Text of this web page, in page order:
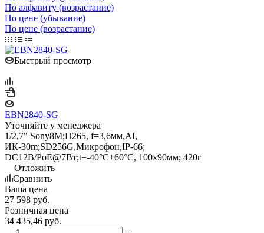
По алфавиту (возрастание)
По цене (убывание)
По цене (возрастание)
Быстрый просмотр
EBN2840-SG
Уточняйте у менеджера
1/2,7" Sony8M;H265, f=3,6мм,AI,
ИК-30m;SD256G,Микрофон,IP-66;
DC12B/PoE@7Вт;t=-40°C+60°C, 100x90мм; 420г
Отложить
Сравнить
Ваша цена
27 598 руб.
Розничная цена
34 435,46 руб.